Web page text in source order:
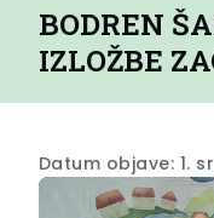
BODREN
IZLOŽBE
Datum objave: 1.